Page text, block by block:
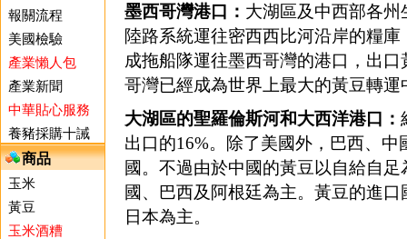
報關流程
美國檢驗
產業懶人包
產業新聞
中華貼心服務
養豬採購十誡
商品
玉米
黃豆
玉米酒糟
墨西哥灣港口： 大湖區及中西部各
陸路系統運往密西西比河沿岸的糧
成拖船隊運往墨西哥灣的港口，出
哥灣已經成為世界上最大的黃豆轉運
大湖區的聖羅倫斯河和大西洋港口：
出口的16%。除了美國外，巴西、
國。不過由於中國的黃豆以自給自
國、巴西及阿根廷為主。黃豆的進
日本為主。